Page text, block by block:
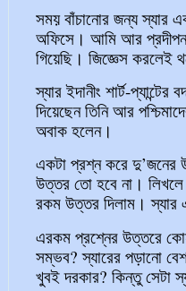
সময় বাঁচানোর জন্য স্যার
অফিসে। আমি আর
গিয়েছি। জিজ্ঞেস করলেই
স্যার ইদানীং শার্ট-
দিয়েছেন তিনি আর
অবাক হলেন।
একটা প্রশ্ন করে
উত্তর তো হবে না।
রকম উত্তর দিলাম। স্যার
এরকম প্রশ্নের উত্তরে কোন
সম্ভব? স্যারের পড়ানো
খুবই দরকার? কিন্তু সেটা